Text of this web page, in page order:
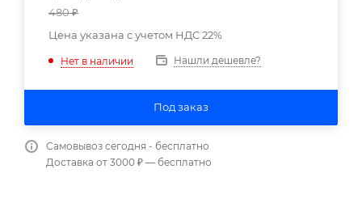
480₽
Цена указана с учетом НДС 22%
Нет в наличии Нашли дешевле?
Под заказ
Самовывоз сегодня - бесплатно
Доставка от 3000 ₽ — бесплатно